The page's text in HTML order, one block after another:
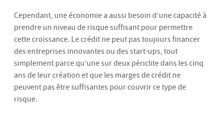
Cependant, une économie a aussi besoin d’une capacité à
prendre un niveau de risque suffisant pour permettre
cette croissance. Le crédit ne peut pas toujours financer
des entreprises innovantes ou des start-ups, tout
simplement parce qu’une sur deux périclite dans les cinq
ans de leur création et que les marges de crédit ne
peuvent pas être suffisantes pour couvrir ce type de
risque.